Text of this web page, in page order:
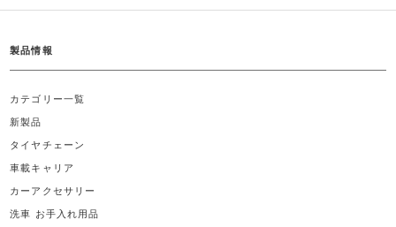
製品情報
カテゴリー一覧
新製品
タイヤチェーン
車載キャリア
カーアクセサリー
洗車 お手入れ用品